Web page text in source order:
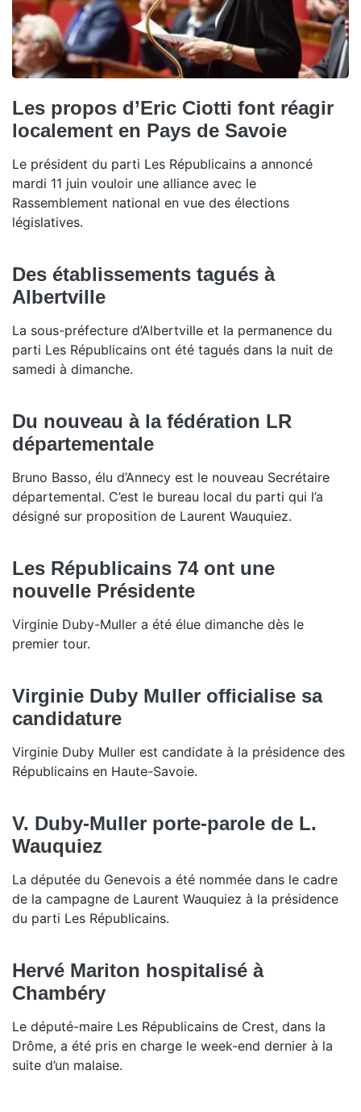
Les propos d’Eric Ciotti font réagir
localement en Pays de Savoie
Le président du parti Les Républicains a annoncé
mardi 11 juin vouloir une alliance avec le
Rassemblement national en vue des élections
législatives.
Des établissements tagués à
Albertville
La sous-préfecture d’Albertville et la permanence du
parti Les Républicains ont été tagués dans la nuit de
samedi à dimanche.
Du nouveau à la fédération LR
départementale
Bruno Basso, élu d’Annecy est le nouveau Secrétaire
départemental. C’est le bureau local du parti qui l’a
désigné sur proposition de Laurent Wauquiez.
Les Républicains 74 ont une
nouvelle Présidente
Virginie Duby-Muller a été élue dimanche dès le
premier tour.
Virginie Duby Muller officialise sa
candidature
Virginie Duby Muller est candidate à la présidence des
Républicains en Haute-Savoie.
V. Duby-Muller porte-parole de L.
Wauquiez
La députée du Genevois a été nommée dans le cadre
de la campagne de Laurent Wauquiez à la présidence
du parti Les Républicains.
Hervé Mariton hospitalisé à
Chambéry
Le député-maire Les Républicains de Crest, dans la
Drôme, a été pris en charge le week-end dernier à la
suite d’un malaise.